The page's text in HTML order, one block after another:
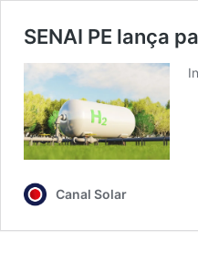
SENAI PE lança
Canal Solar